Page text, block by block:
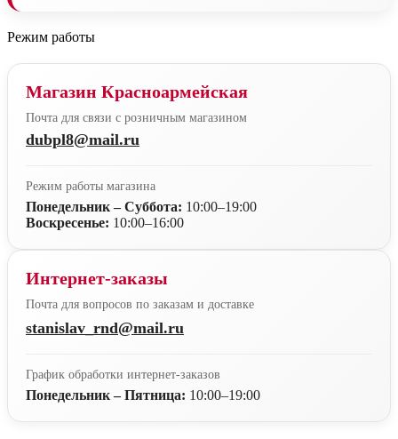
Режим работы
Магазин Красноармейская
Почта для связи с розничным магазином
dubpl8@mail.ru
Режим работы магазина
Понедельник – Суббота: 10:00–19:00
Воскресенье: 10:00–16:00
Интернет-заказы
Почта для вопросов по заказам и доставке
stanislav_rnd@mail.ru
График обработки интернет-заказов
Понедельник – Пятница: 10:00–19:00